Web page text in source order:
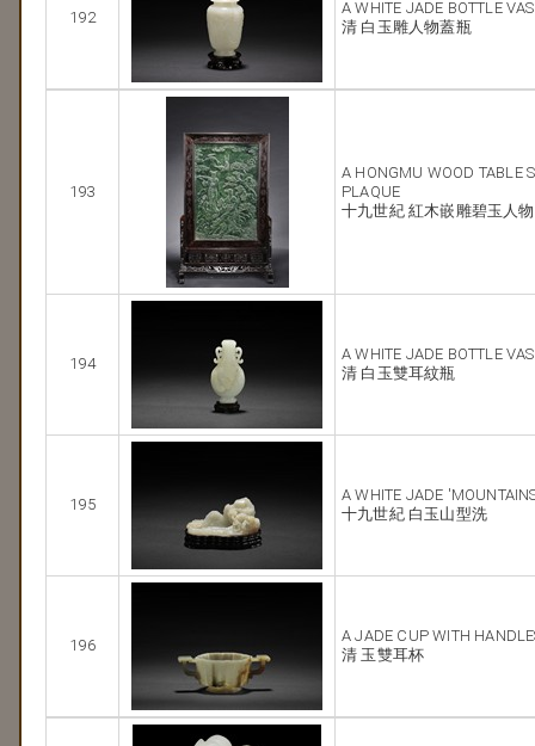
192
A WHITE JADE BOTTLE
清 白玉雕人物蓋瓶
193
A HONGMU WOOD TABLE
PLAQUE
十九世紀 紅木嵌雕碧玉人
194
A WHITE JADE BOTTLE
清 白玉雙耳紋瓶
195
A WHITE JADE
十九世紀 白玉山型洗
196
A JADE CUP WITH
清 玉雙耳杯